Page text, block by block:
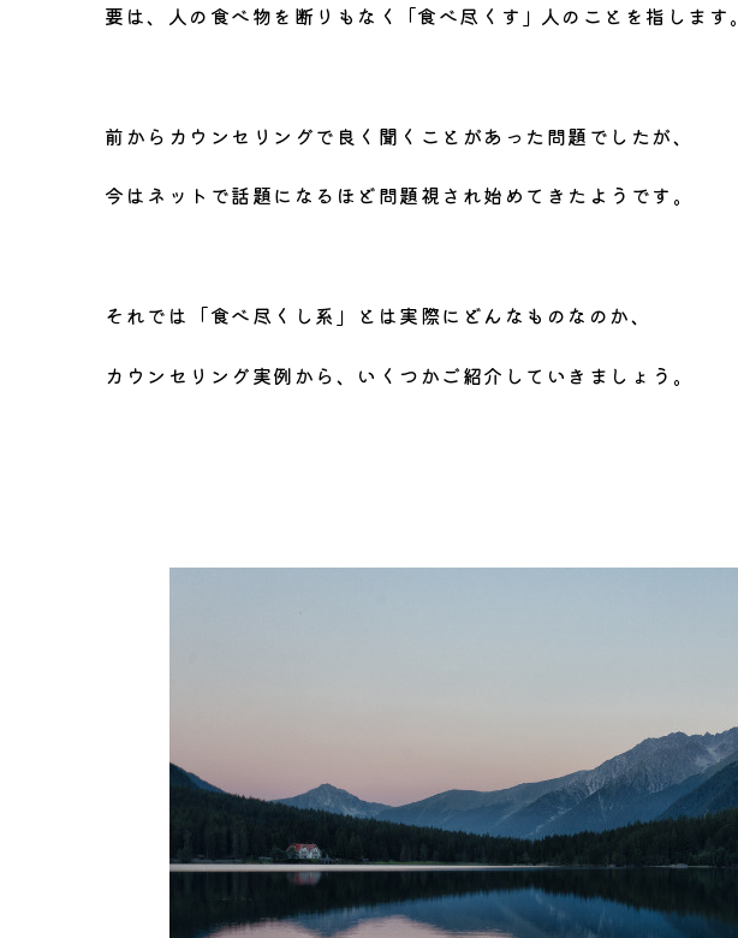
要は、人の食べ物を断りもなく ｢食べ尽くす｣ 人のことを指します。
前からカウンセリングで良く聞くことがあった問題でしたが、
今はネットで話題になるほど問題視され始めてきたようです。
それでは「食べ尽くし系」とは実際にどんなものなのか、
カウンセリング実例から、いくつかご紹介していきましょう。